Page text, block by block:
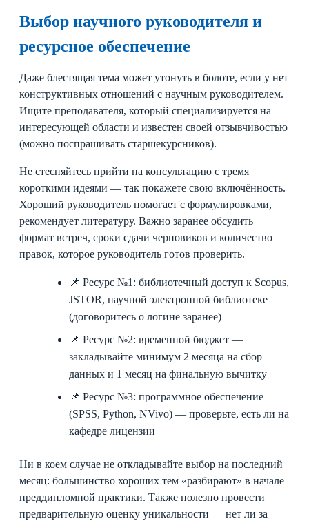
Выбор научного руководителя и
ресурсное обеспечение
Даже блестящая тема может утонуть в болоте, если у нет
конструктивных отношений с научным руководителем.
Ищите преподавателя, который специализируется на
интересующей области и известен своей отзывчивостью
(можно поспрашивать старшекурсников).
Не стесняйтесь прийти на консультацию с тремя
короткими идеями — так покажете свою включённость.
Хороший руководитель помогает с формулировками,
рекомендует литературу. Важно заранее обсудить
формат встреч, сроки сдачи черновиков и количество
правок, которое руководитель готов проверить.
📌 Ресурс №1: библиотечный доступ к Scopus,
JSTOR, научной электронной библиотеке
(договоритесь о логине заранее)
📌 Ресурс №2: временной бюджет —
закладывайте минимум 2 месяца на сбор
данных и 1 месяц на финальную вычитку
📌 Ресурс №3: программное обеспечение
(SPSS, Python, NVivo) — проверьте, есть ли на
кафедре лицензии
Ни в коем случае не откладывайте выбор на последний
месяц: большинство хороших тем «разбирают» в начале
преддипломной практики. Также полезно провести
предварительную оценку уникальности — нет ли за